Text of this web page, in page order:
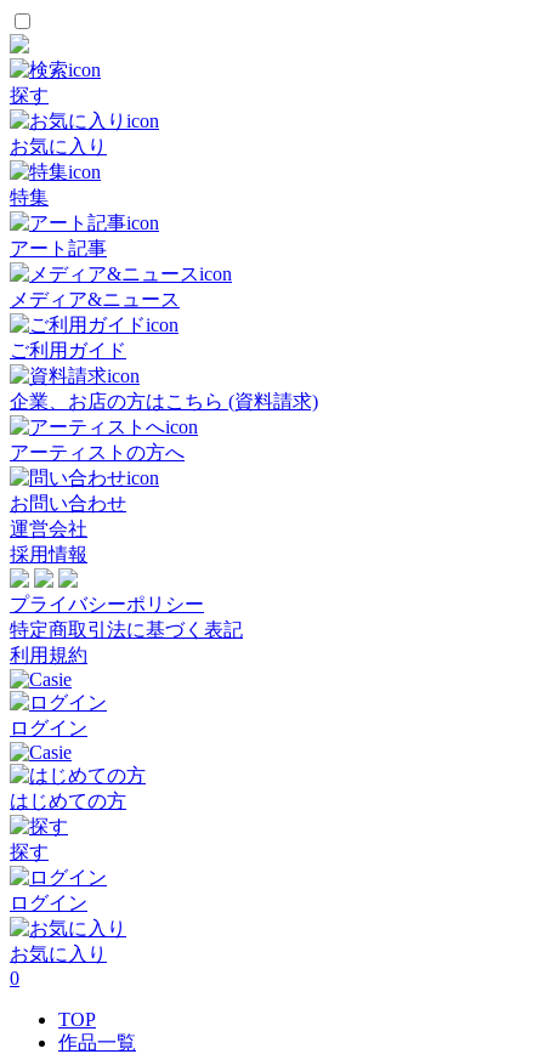
探す
お気に入り
特集
アート記事
メディア&ニュース
ご利用ガイド
企業、お店の方はこちら (資料請求)
アーティストの方へ
お問い合わせ
運営会社
採用情報
プライバシーポリシー
特定商取引法に基づく表記
利用規約
ログイン
はじめての方
探す
ログイン
お気に入り
0
TOP
作品一覧